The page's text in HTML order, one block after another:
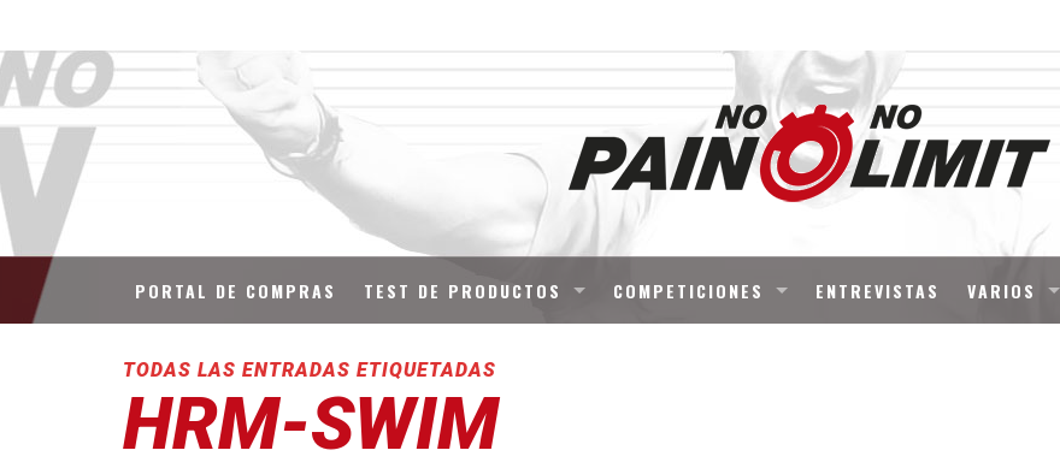
PORTAL DE COMPRAS TEST DE PRODUCTOS COMPETICIONES ENTREVISTAS VARIOS
TODAS LAS ENTRADAS ETIQUETADAS
HRM-SWIM